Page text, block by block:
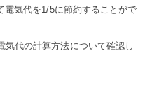
電気代を1/5に節約することがで
気代の計算方法について確認し